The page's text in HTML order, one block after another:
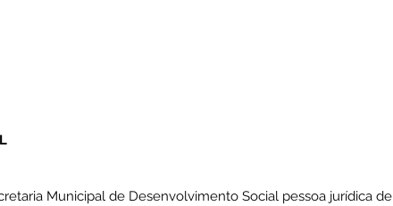
Municipal de Desenvolvimento Social pessoa jurídica de